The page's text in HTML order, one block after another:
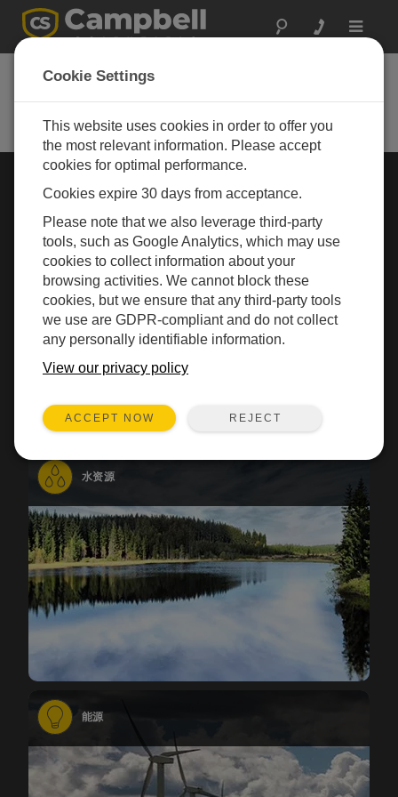
Toggle
Rugged Monitoring
application
行业选择 »
气象
水资源
能源
Cookie Settings
This website uses cookies in order to offer you
the most relevant information. Please accept
cookies for optimal performance.
Cookies expire 30 days from acceptance.
Please note that we also leverage third-party
tools, such as Google Analytics, which may use
cookies to collect information about your
browsing activities. We cannot block these
cookies, but we ensure that any third-party tools
we use are GDPR-compliant and do not collect
any personally identifiable information.
View our privacy policy
ACCEPT NOW REJECT